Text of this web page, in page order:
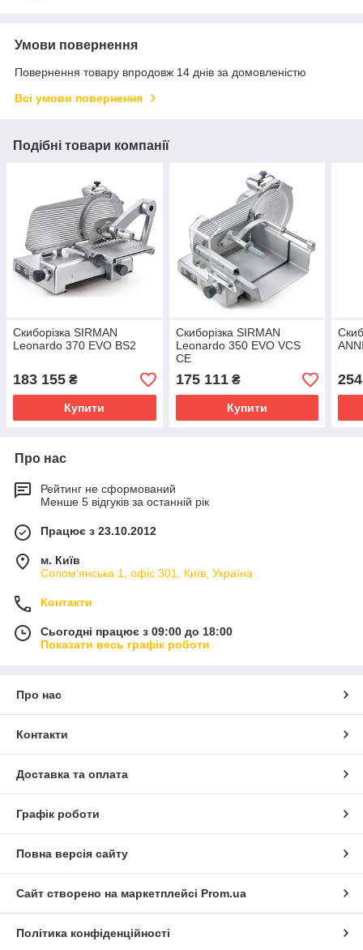
Умови повернення
Повернення товару впродовж 14 днів за домовленістю
Всі умови повернення
Подібні товари компанії
Скиборізка SIRMAN
Leonardo 370 EVO BS2
183 155 ₴
Купити
Скиборізка SIRMAN
Leonardo 350 EVO VCS
CE
175 111₴
Купити
Про нас
Рейтинг не сформований
Менше 5 відгуків за останній рік
Працює з 23.10.2012
м. Київ
Солом'янська 1, офіс 301, Київ, Україна
Контакти
Сьогодні працює з 09:00 до 18:00
Показати весь графік роботи
Про нас
Контакти
Доставка та оплата
Графік роботи
Повна версія сайту
Сайт створено на маркетплейсі Prom.ua
Політика конфіденційності